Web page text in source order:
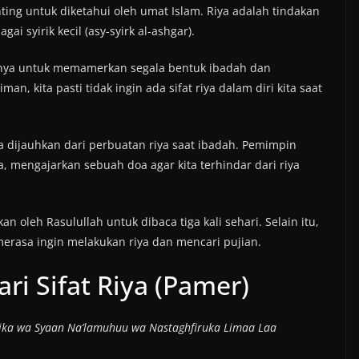
untuk diketahui oleh umat Islam. Riya adalah tindakan
syirik kecil (asy-syirk al-ashgar).
untuk memamerkan segala bentuk ibadah dan
kita pasti tidak ingin ada sifat riya dalam diri kita saat
dijauhkan dari perbuatan riya saat ibadah. Pemimpin
mengajarkan sebuah doa agar kita terhindar dari riya
oleh Rasulullah untuk dibaca tiga kali sehari. Selain itu,
ingin melakukan riya dan mencari pujian.
Sifat Riya (Pamer)
wa Syaan Na’lamuhuu wa Nastaghfiruka Limaa Laa